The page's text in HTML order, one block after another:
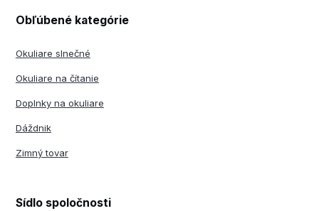
Obľúbené kategórie
Okuliare slnečné
Okuliare na čítanie
Doplnky na okuliare
Dáždnik
Zimný tovar
Sídlo spoločnosti